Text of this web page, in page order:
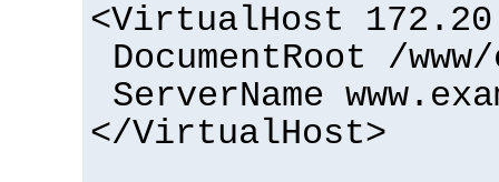
<VirtualHost
DocumentRoot /
ServerName
</VirtualHost>